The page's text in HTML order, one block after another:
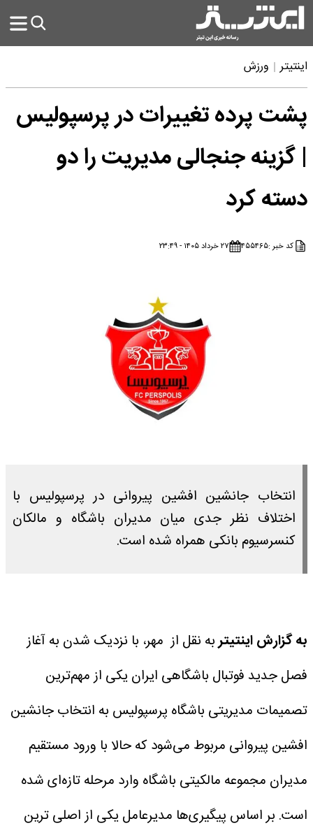
اینتیتر ورزش
پشت پرده تغییرات در پرسپولیس
| گزینه جنجالی مدیریت را دو
دسته کرد
کد خبر :۴۵۵۴۶۵ ۲۷ خرداد ۱۴۰۵ - ۲۳:۴۹
انتخاب جانشین افشین پیروانی در پرسپولیس با
اختلاف نظر جدی میان مدیران باشگاه و مالکان
کنسرسیوم بانکی همراه شده است.
به گزارش اینتیتربه نقل از مهر، با نزدیک شدن به آغاز
فصل جدید فوتبال باشگاهی ایران یکی از مهم‌ترین
تصمیمات مدیریتی باشگاه پرسپولیس به انتخاب جانشین
افشین پیروانی مربوط می‌شود که حالا با ورود مستقیم
مدیران مجموعه مالکیتی باشگاه وارد مرحله تازه‌ای شده
است. بر اساس پیگیری‌ها مدیرعامل یکی از اصلی ترین